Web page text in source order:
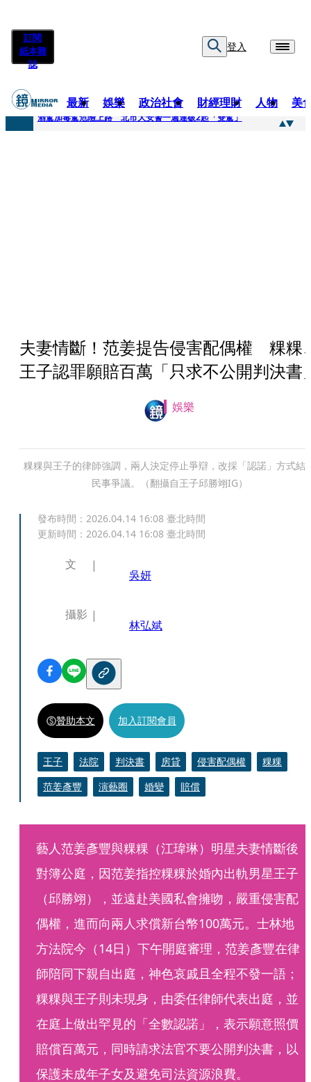
訂閱
紙本雜
誌
登入
最新 娛樂 政治社會 財經理財 人物 美
快訊
酒駕加毒駕危險上路 北市大安警一週連破2起「雙駕」
夫妻情斷！范姜提告侵害配偶權 粿粿
王子認罪願賠百萬「只求不公開判決書
娛樂
粿粿與王子的律師強調，兩人決定停止爭辯，改採「認諾」方式結
民事爭議。（翻攝自王子邱勝翊IG）
發布時間： 2026.04.14 16:08 臺北時間
更新時間： 2026.04.14 16:08 臺北時間
文
吳妍
攝影
林弘斌
贊助本文 加入訂閱會員
王子 法院 判決書 房貸 侵害配偶權
粿粿
范姜彥豐
演藝圈 婚變 賠償
藝人范姜彥豐與粿粿（江瑋琳）明星夫妻情斷後
對簿公庭，因范姜指控粿粿於婚內出軌男星王子
（邱勝翊），並遠赴美國私會擁吻，嚴重侵害配
偶權，進而向兩人求償新台幣100萬元。士林地
方法院今（14日）下午開庭審理，范姜彥豐在律
師陪同下親自出庭，神色哀戚且全程不發一語；
粿粿與王子則未現身，由委任律師代表出庭，並
在庭上做出罕見的「全數認諾」，表示願意照價
賠償百萬元，同時請求法官不要公開判決書，以
保護未成年子女及避免司法資源浪費。